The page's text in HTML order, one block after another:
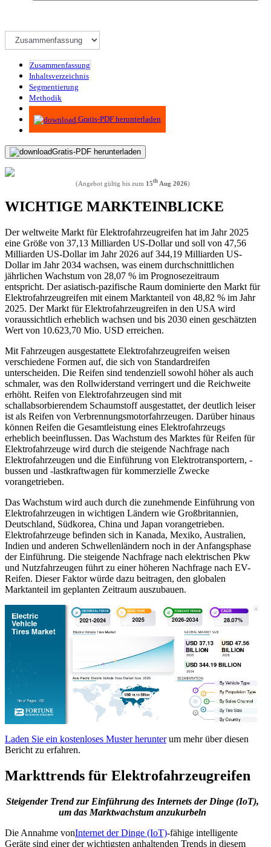
Zusammenfassung
Inhaltsverzeichnis
Segmentierung
Methodik
Infografiken
Gratis-PDF herunterladen
Gratis-PDF herunterladen
(Angebot gültig bis zum 15thAug 2026)
WICHTIGE MARKTEINBLICKE
Der weltweite Markt für Elektrofahrzeugreifen hat im Jahr 2025
eine Größe von 37,13 Milliarden US-Dollar und soll von 47,56
Milliarden US-Dollar im Jahr 2026 auf 344,19 Milliarden US-
Dollar im Jahr 2034 wachsen, was einem durchschnittlichen
jährlichen Wachstum von 28,07 % im Prognosezeitraum
entspricht. Der asiatisch-pazifische Raum dominierte den Markt für
Elektrofahrzeugreifen mit einem Marktanteil von 48,82 % im Jahr
2025. Der Markt für Elektrofahrzeugreifen in den USA wird
voraussichtlich erheblich wachsen und bis 2030 einen geschätzten
Wert von 10.623,70 Mio. USD erreichen.
Mit Fahrzeugen ausgestattete Elektrofahrzeugreifen weisen
verschiedene Formen auf, die sich von Standardreifen
unterscheiden. Die Reifen sind tendenziell sowohl höher als auch
schmaler, was den Rollwiderstand verringert und die Reichweite
erhöht. Reifen von Elektrofahrzeugen sind mit
schallabsorbierendem Schaumstoff ausgestattet, der deutlich leiser
ist als Reifen von Verbrennungsmotorfahrzeugen. Darüber hinaus
können Reifen die Gesamtleistung eines Elektrofahrzeugs
erheblich beeinflussen. Das Wachstum des Marktes für Reifen für
Elektrofahrzeuge wird durch die steigende Nachfrage nach
Elektrofahrzeugen und die Einführung von Elektrotransportern, -
bussen und -lastkraftwagen für kommerzielle Zwecke
vorangetrieben.
Das Wachstum wird auch durch die zunehmende Einführung von
Elektrofahrzeugen in wichtigen Ländern wie Großbritannien,
Deutschland, Südkorea, China und Japan vorangetrieben.
Elektrofahrzeuge befinden sich in Kanada, Mexiko, Australien,
Indien und anderen Schwellenländern noch in der Anfangsphase
der Einführung. Die steigende Nachfrage nach elektrischen Pkw
und Nutzfahrzeugen führt zu einer höheren Nachfrage nach EV-
Reifen. Dieser Faktor würde dazu beitragen, den globalen
Marktanteil im geplanten Zeitraum auszubauen.
Laden Sie ein kostenloses Muster herunterum mehr über diesen
Bericht zu erfahren.
Markttrends für Elektrofahrzeugreifen
Steigender Trend zur Einführung des Internets der Dinge (IoT),
um das Marktwachstum anzukurbeln
Die Annahme vonInternet der Dinge (IoT)-fähige intelligente
Geräte sind einer der wichtigsten anhaltenden Trends in diesem